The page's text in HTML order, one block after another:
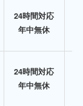
24時間対応
年中無休
24時間対応
年中無休